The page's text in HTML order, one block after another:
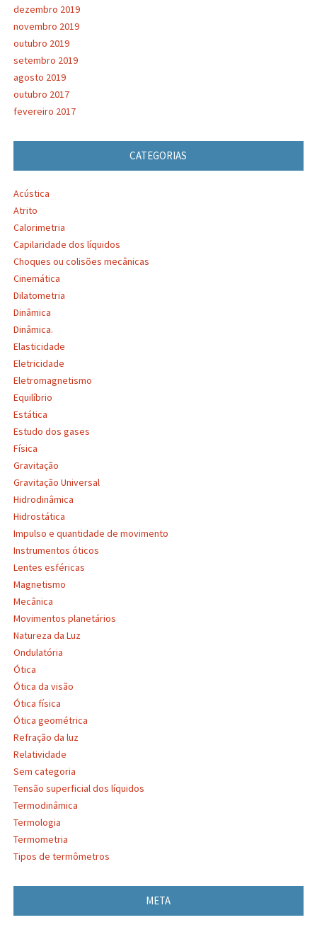
dezembro 2019
novembro 2019
outubro 2019
setembro 2019
agosto 2019
outubro 2017
fevereiro 2017
CATEGORIAS
Acústica
Atrito
Calorimetria
Capilaridade dos líquidos
Choques ou colisões mecânicas
Cinemática
Dilatometria
Dinâmica
Dinâmica.
Elasticidade
Eletricidade
Eletromagnetismo
Equilíbrio
Estática
Estudo dos gases
Física
Gravitação
Gravitação Universal
Hidrodinâmica
Hidrostática
Impulso e quantidade de movimento
Instrumentos óticos
Lentes esféricas
Magnetismo
Mecânica
Movimentos planetários
Natureza da Luz
Ondulatória
Ótica
Ótica da visão
Ótica física
Ótica geométrica
Refração da luz
Relatividade
Sem categoria
Tensão superficial dos líquidos
Termodinâmica
Termologia
Termometria
Tipos de termômetros
META